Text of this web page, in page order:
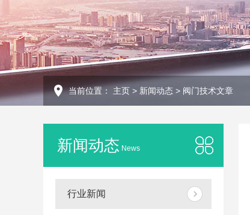
当前位置： 主页 > 新闻动态 > 阀门技术文章
新闻动态 News
行业新闻